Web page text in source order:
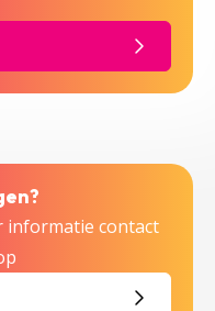
informatie contact